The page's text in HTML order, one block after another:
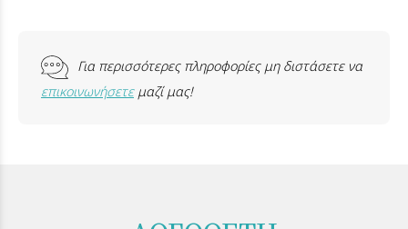
Για περισσότερες πληροφορίες μη διστάσετε να
επικοινωνήσετεμαζί μας!